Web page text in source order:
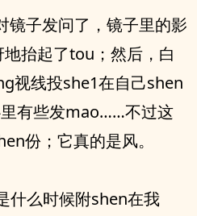
镜子发问了，镜子里的影
抬起了tou；然后，白
视线投she1在自己shen
有些发mao……不过这
份；它真的是风。
什么时候附shen在我